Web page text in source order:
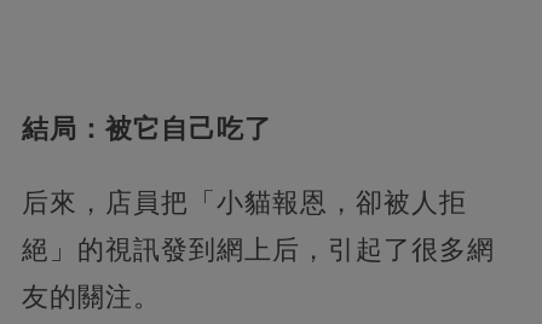
結局：被它自己吃了
后來，店員把「小貓報恩，卻被人拒
絕」的視訊發到網上后，引起了很多網
友的關注。